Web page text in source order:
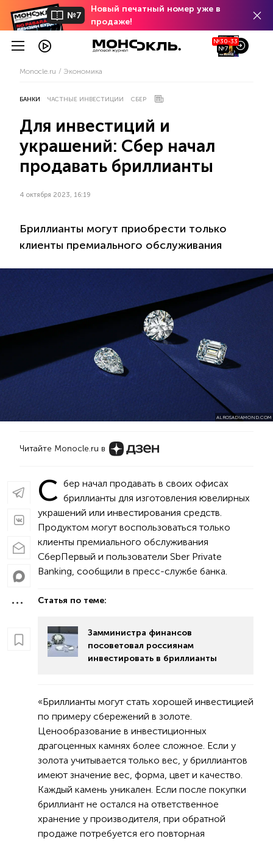
№7
Новый печатный номер уже в
продаже!
№30-33
№7
Monocle.ru Экономика
БАНКИ ЧАСТНЫЕ ИНВЕСТИЦИИ СБЕР
Для инвестиций и
украшений: Сбер начал
продавать бриллианты
4 октября 2023, 16:19
Бриллианты могут приобрести только
клиенты премиального обслуживания
ALROSADIAMOND.COM
Читайте Monocle.ru в
С бер начал продавать в своих офисах
бриллианты для изготовления ювелирных
украшений или инвестирования средств.
Продуктом могут воспользоваться только
клиенты премиального обслуживания
СберПервый и пользователи Sber Private
Banking, сообщили в пресс-службе банка.
Статья по теме:
Замминистра финансов
посоветовал россиянам
инвестировать в бриллианты
«Бриллианты могут стать хорошей инвестицией
по примеру сбережений в золоте.
Ценообразование в инвестиционных
драгоценных камнях более сложное. Если у
золота учитывается только вес, у бриллиантов
имеют значение вес, форма, цвет и качество.
Каждый камень уникален. Если после покупки
бриллиант не остался на ответственное
хранение у производителя, при обратной
продаже потребуется его повторная